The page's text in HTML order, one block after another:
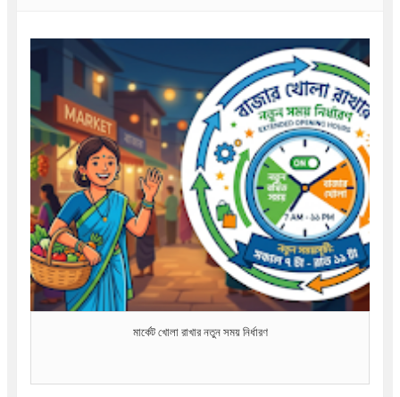
মার্কেট খোলা রাখার নতুন সময় নির্ধারণ